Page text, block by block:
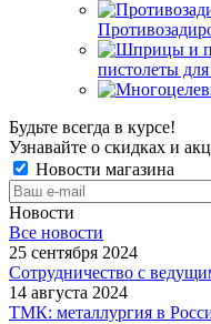
пистолеты
Будьте всегда в курсе!
Узнавайте о скидках и
Новости магазина
Новости
Все новости
25 сентября 2024
Сотрудничество с
14 августа 2024
ТМК: металлургия в